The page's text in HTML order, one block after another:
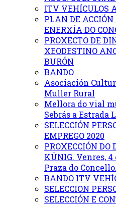
ITV VEHÍCULOS
PLAN DE
ENERXÍA DO
PROXECTO DE
XEODESTINO
BURÓN
BANDO
Asociación
Muller Rural
Mellora do vial
Sebrás a Estrada
SELECCIÓN
EMPREGO 2020
PROXECCIÓN
KÜNIG. Venres, 4
Praza do Concello.
BANDO ITV
SELECCION
SELECCIÓN E